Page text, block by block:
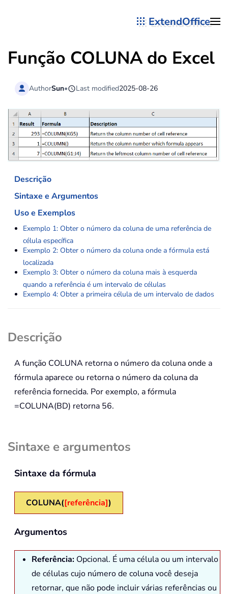
ExtendOffice
Função COLUNAdo Excel
AuthorSun• Last modified2025-08-26
Descrição
Sintaxe e Argumentos
Uso e Exemplos
Exemplo 1: Obter o número da coluna de uma referência de
célula específica
Exemplo 2: Obter o número da coluna onde a fórmula está
localizada
Exemplo 3: Obter o número da coluna mais à esquerda
quando a referência é um intervalo de células
Exemplo 4: Obter a primeira célula de um intervalo de dados
Descrição
A função COLUNA retorna o número da coluna onde a
fórmula aparece ou retorna o número da coluna da
referência fornecida. Por exemplo, a fórmula
=COLUNA(BD) retorna 56.
Sintaxe e argumentos
Sintaxe da fórmula
COLUNA([referência])
Argumentos
Referência: Opcional. É uma célula ou um intervalo
de células cujo número de coluna você deseja
retornar, que não pode incluir várias referências ou